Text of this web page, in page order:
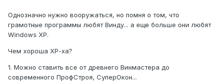
Однозначно нужно вооружаться, но помня о том, что
грамотные программы любят Винду... а еще больше они любят
Windows XP.
Чем хороша ХР-ха?
1. Можно ставить все от древнего Винмастера до
современного ПрофСтроя, СуперОкон...